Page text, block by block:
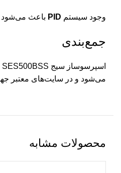
وجود سیستم PID باعث می‌شود
جمع‌بندی
می‌شود و در سایت‌های معتبر
محصولات مشابه